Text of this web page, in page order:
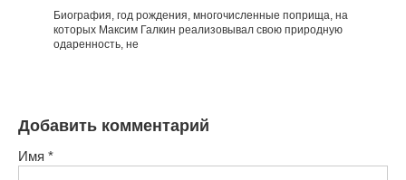
Биография, год рождения, многочисленные поприща, на
которых Максим Галкин реализовывал свою природную
одаренность, не
Добавить комментарий
Имя *